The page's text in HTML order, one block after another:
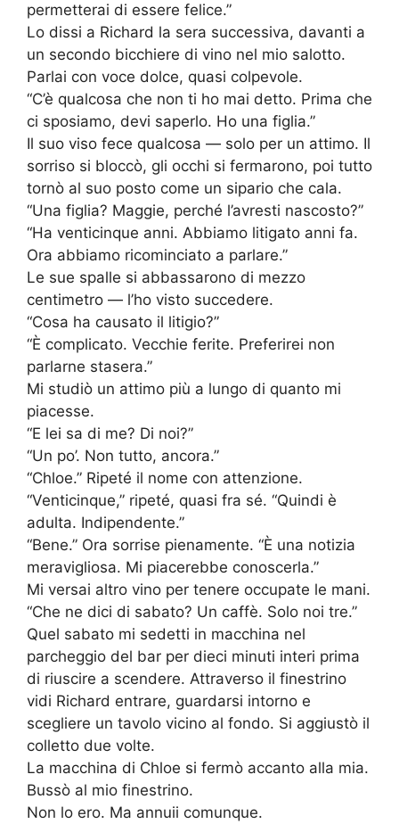
permetterai di essere felice.”
Lo dissi a Richard la sera successiva, davanti a
un secondo bicchiere di vino nel mio salotto.
Parlai con voce dolce, quasi colpevole.
“C’è qualcosa che non ti ho mai detto. Prima che
ci sposiamo, devi saperlo. Ho una figlia.”
Il suo viso fece qualcosa — solo per un attimo. Il
sorriso si bloccò, gli occhi si fermarono, poi tutto
tornò al suo posto come un sipario che cala.
“Una figlia? Maggie, perché l’avresti nascosto?”
“Ha venticinque anni. Abbiamo litigato anni fa.
Ora abbiamo ricominciato a parlare.”
Le sue spalle si abbassarono di mezzo
centimetro — l’ho visto succedere.
“Cosa ha causato il litigio?”
“È complicato. Vecchie ferite. Preferirei non
parlarne stasera.”
Mi studiò un attimo più a lungo di quanto mi
piacesse.
“E lei sa di me? Di noi?”
“Un po’. Non tutto, ancora.”
“Chloe.” Ripeté il nome con attenzione.
“Venticinque,” ripeté, quasi fra sé. “Quindi è
adulta. Indipendente.”
“Bene.” Ora sorrise pienamente. “È una notizia
meravigliosa. Mi piacerebbe conoscerla.”
Mi versai altro vino per tenere occupate le mani.
“Che ne dici di sabato? Un caffè. Solo noi tre.”
Quel sabato mi sedetti in macchina nel
parcheggio del bar per dieci minuti interi prima
di riuscire a scendere. Attraverso il finestrino
vidi Richard entrare, guardarsi intorno e
scegliere un tavolo vicino al fondo. Si aggiustò il
colletto due volte.
La macchina di Chloe si fermò accanto alla mia.
Bussò al mio finestrino.
Non lo ero. Ma annuii comunque.